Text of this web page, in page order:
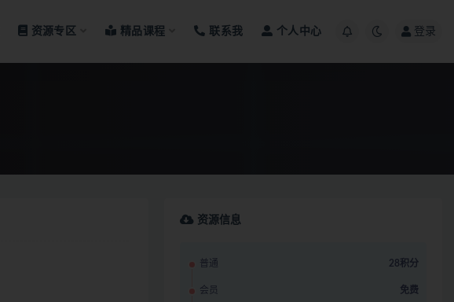
资源专区 精品课程 联系我 个人中心 登录
资源信息
普通 28积分
会员 免费